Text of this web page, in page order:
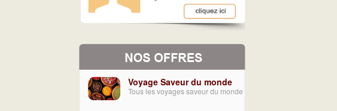
Voyage Saveur du monde
Tous les voyages saveur du monde